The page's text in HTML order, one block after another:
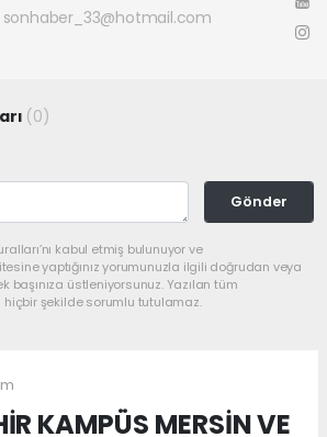
sonhaber_33@hotmail.com
(0)
Gönder
kabul etmiş bulunuyor ve
yaptığınız yorumunuzla ilgili doğrudan veya
başınıza üstleniyorsunuz. Yazılan tüm
şekilde sorumlu tutulamaz.
KAMPÜS MERSİN VE